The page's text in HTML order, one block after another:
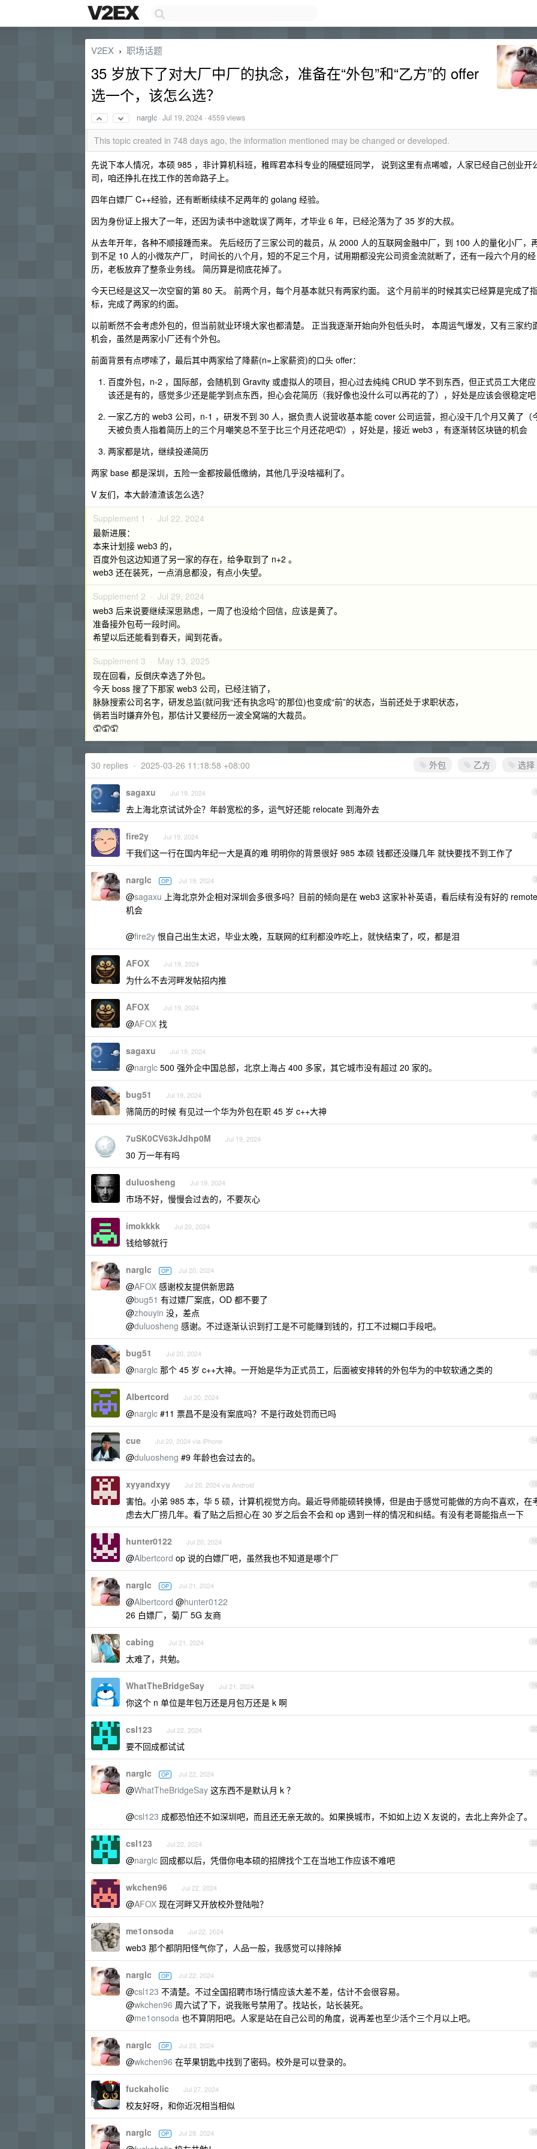
V2EX › 职场话题
35 岁放下了对大厂中厂的执念，准备在“外包”和“乙方”的 offer
选一个，该怎么选？
narglc ·Jul 19, 2024 · 4559 views
This topic created in 748 days ago, the information mentioned may be changed or developed.
先说下本人情况，本硕 985 ，非计算机科班，稚晖君本科专业的隔壁班同学， 说到这里有点唏嘘，人家已经自己创业开
司，咱还挣扎在找工作的苦命路子上。
四年白嫖厂 C++经验，还有断断续续不足两年的 golang 经验。
因为身份证上报大了一年，还因为读书中途耽误了两年，才毕业 6 年，已经沦落为了 35 岁的大叔。
从去年开年，各种不顺接踵而来。 先后经历了三家公司的裁员，从 2000 人的互联网金融中厂，到 100 人的量化小厂，
到不足 10 人的小微灰产厂， 时间长的八个月，短的不足三个月，试用期都没完公司资金流就断了，还有一段六个月的经
历，老板放弃了整条业务线。 简历算是彻底花掉了。
今天已经是这又一次空窗的第 80 天。 前两个月，每个月基本就只有两家约面。 这个月前半的时候其实已经算是完成了
标，完成了两家的约面。
以前断然不会考虑外包的，但当前就业环境大家也都清楚。 正当我逐渐开始向外包低头时， 本周运气爆发，又有三家约
机会，虽然是两家小厂还有个外包。
前面背景有点啰嗦了，最后其中两家给了降薪(n=上家薪资)的口头 offer：
百度外包，n-2 ，国际部，会随机到 Gravity 或虚拟人的项目，担心过去纯纯 CRUD 学不到东西，但正式员工大佬应
该还是有的，感觉多少还是能学到点东西，担心会花简历（我好像也没什么可以再花的了），好处是应该会很稳定吧
一家乙方的 web3 公司，n-1 ，研发不到 30 人，据负责人说营收基本能 cover 公司运营，担心没干几个月又黄了（
天被负责人指着简历上的三个月嘲笑总不至于比三个月还花吧🤦），好处是，接近 web3 ，有逐渐转区块链的机会
两家都是坑，继续投递简历
两家 base 都是深圳，五险一金都按最低缴纳，其他几乎没啥福利了。
V 友们，本大龄渣渣该怎么选？
Supplement 1 · Jul 22, 2024
最新进展：
本来计划接 web3 的，
百度外包这边知道了另一家的存在，给争取到了 n+2 。
web3 还在装死，一点消息都没，有点小失望。
Supplement 2 · Jul 29, 2024
web3 后来说要继续深思熟虑，一周了也没给个回信，应该是黄了。
准备接外包苟一段时间。
希望以后还能看到春天，闻到花香。
Supplement 3 · May 13, 2025
现在回看，反倒庆幸选了外包。
今天 boss 搜了下那家 web3 公司，已经注销了，
脉脉搜索公司名字，研发总监(就问我“还有执念吗”的那位)也变成“前”的状态，当前还处于求职状态，
倘若当时嫌弃外包，那估计又要经历一波全窝端的大裁员。
🤦🤦🤦
外包 乙方 选择
30 replies • 2025-03-26 11:18:58 +08:00
1
sagaxu Jul 19, 2024
去上海北京试试外企？年龄宽松的多，运气好还能 relocate 到海外去
2
fire2y Jul 19, 2024
干我们这一行在国内年纪一大是真的难 明明你的背景很好 985 本硕 钱都还没赚几年 就快要找不到工作了
3
narglc OP Jul 19, 2024
@sagaxu 上海北京外企相对深圳会多很多吗？目前的倾向是在 web3 这家补补英语，看后续有没有好的 remote
机会
@fire2y 恨自己出生太迟，毕业太晚，互联网的红利都没咋吃上，就快结束了，哎，都是泪
4
AFOX Jul 19, 2024
为什么不去河畔发帖招内推
5
AFOX Jul 19, 2024
@AFOX 找
6
sagaxu Jul 19, 2024
@narglc 500 强外企中国总部，北京上海占 400 多家，其它城市没有超过 20 家的。
7
bug51 Jul 19, 2024
筛简历的时候 有见过一个华为外包在职 45 岁 c++大神
8
7uSK0CV63kJdhp0M Jul 19, 2024
30 万一年有吗
9
duluosheng Jul 19, 2024
市场不好，慢慢会过去的，不要灰心
10
imokkkk Jul 20, 2024
钱给够就行
11
narglc OP Jul 20, 2024
@AFOX 感谢校友提供新思路
@bug51 有过嫖厂案底，OD 都不要了
@zhouyin 没，差点
@duluosheng 感谢。不过逐渐认识到打工是不可能赚到钱的，打工不过糊口手段吧。
12
bug51 Jul 20, 2024
@narglc 那个 45 岁 c++大神。一开始是华为正式员工，后面被安排转的外包华为的中软软通之类的
13
Albertcord Jul 20, 2024
@narglc #11 票昌不是没有案底吗？不是行政处罚而已吗
14
cue Jul 20, 2024 via iPhone
@duluosheng #9 年龄也会过去的。
15
xyyandxyy Jul 20, 2024 via Android
害怕。小弟 985 本，华 5 硕，计算机视觉方向。最近导师能硕转换博，但是由于感觉可能做的方向不喜欢，在
虑去大厂捞几年。看了贴之后担心在 30 岁之后会不会和 op 遇到一样的情况和纠结。有没有老哥能指点一下
16
hunter0122 Jul 20, 2024
@Albertcord op 说的白嫖厂吧，虽然我也不知道是哪个厂
17
narglc OP Jul 21, 2024
@Albertcord @hunter0122
26 白嫖厂，菊厂 5G 友商
18
cabing Jul 21, 2024
太难了，共勉。
19
WhatTheBridgeSay Jul 21, 2024
你这个 n 单位是年包万还是月包万还是 k 啊
20
csl123 Jul 22, 2024
要不回成都试试
21
narglc OP Jul 22, 2024
@WhatTheBridgeSay 这东西不是默认月 k ？
@csl123 成都恐怕还不如深圳吧，而且还无亲无故的。如果换城市，不如如上边 X 友说的，去北上奔外企了。
22
csl123 Jul 22, 2024
@narglc 回成都以后，凭借你电本硕的招牌找个工在当地工作应该不难吧
23
wkchen96 Jul 22, 2024
@AFOX 现在河畔又开放校外登陆啦？
24
me1onsoda Jul 22, 2024
web3 那个都阴阳怪气你了，人品一般，我感觉可以排除掉
25
narglc OP Jul 22, 2024
@csl123 不清楚。不过全国招聘市场行情应该大差不差，估计不会很容易。
@wkchen96 周六试了下，说我账号禁用了。找站长，站长装死。
@me1onsoda 也不算阴阳吧。人家是站在自己公司的角度，说再差也至少活个三个月以上吧。
26
narglc OP Jul 23, 2024
@wkchen96 在苹果钥匙中找到了密码。校外是可以登录的。
27
fuckaholic Jul 27, 2024
校友好呀，和你近况相当相似
28
narglc OP Jul 29, 2024